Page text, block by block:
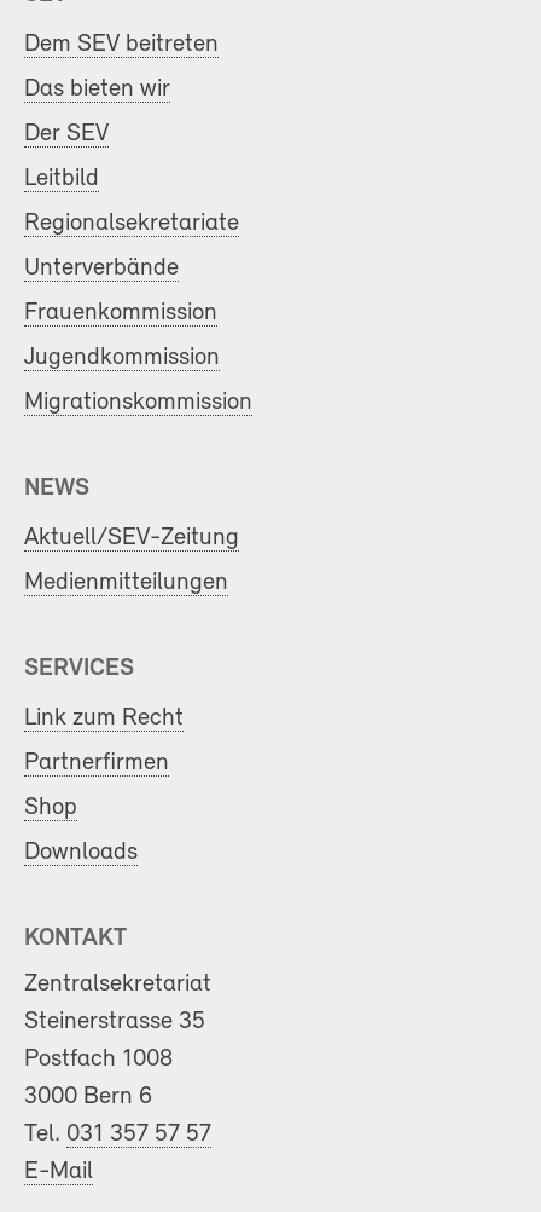
Dem SEV beitreten
Das bieten wir
Der SEV
Leitbild
Regionalsekretariate
Unterverbände
Frauenkommission
Jugendkommission
Migrationskommission
NEWS
Aktuell/SEV-Zeitung
Medienmitteilungen
SERVICES
Link zum Recht
Partnerfirmen
Shop
Downloads
KONTAKT
Zentralsekretariat
Steinerstrasse 35
Postfach 1008
3000 Bern 6
Tel. 031 357 57 57
E-Mail